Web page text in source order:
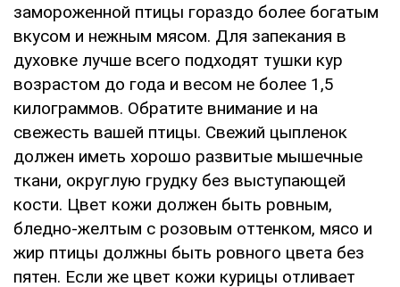
замороженной птицы гораздо более богатым
вкусом и нежным мясом. Для запекания в
духовке лучше всего подходят тушки кур
возрастом до года и весом не более 1,5
килограммов. Обратите внимание и на
свежесть вашей птицы. Свежий цыпленок
должен иметь хорошо развитые мышечные
ткани, округлую грудку без выступающей
кости. Цвет кожи должен быть ровным,
бледно-желтым с розовым оттенком, мясо и
жир птицы должны быть ровного цвета без
пятен. Если же цвет кожи курицы отливает